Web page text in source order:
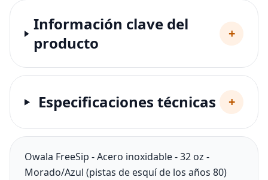
Información clave del
producto
+
Especificaciones técnicas +
Owala FreeSip - Acero inoxidable - 32 oz -
Morado/Azul (pistas de esquí de los años 80)